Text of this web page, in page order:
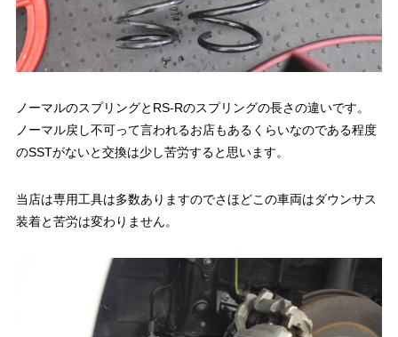
ノーマルのスプリングとRS-Rのスプリングの長さの違いです。
ノーマル戻し不可って言われるお店もあるくらいなのである程度
のSSTがないと交換は少し苦労すると思います。
当店は専用工具は多数ありますのでさほどこの車両はダウンサス
装着と苦労は変わりません。